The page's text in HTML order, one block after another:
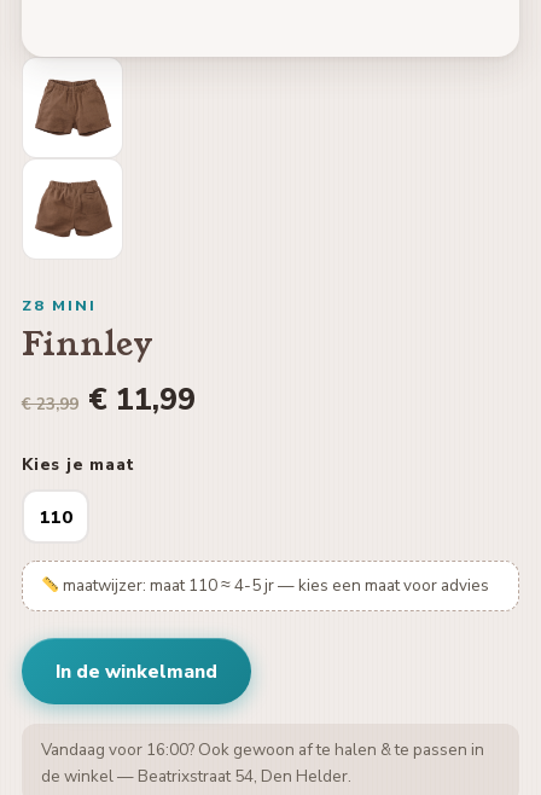
Z8 MINI
Finnley
€ 23,99 € 11,99
Kies je maat
110
maatwijzer: maat 110 ≈ 4-5 jr — kies een maat voor advies
In de winkelmand
Vandaag voor 16:00? Ook gewoon af te halen & te passen in
de winkel — Beatrixstraat 54, Den Helder.